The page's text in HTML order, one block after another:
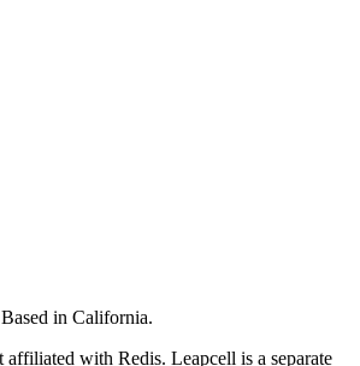
Based in California.
affiliated with Redis. Leapcell is a separate